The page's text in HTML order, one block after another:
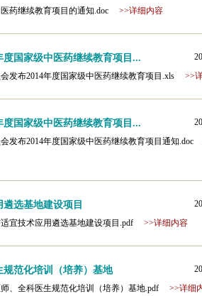
医药继续教育项目的通知.doc >>详细内容
国家级中医药继续教育项目...
发布2014年度国家级中医药继续教育项目.xls >>
国家级中医药继续教育项目...
发布2014年度国家级中医药继续教育项目通知.doc
选基地建设项目
适宜技术应用遴选基地建设项目.pdf >>详细内容
范化培训（培养）基地
师、全科医生规范化培训（培养）基地.pdf >>详细